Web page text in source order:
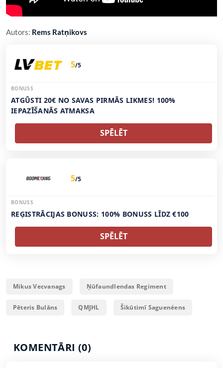
Autors: Rems Ratņikovs
5/5
BONUSS
ATGŪSTI 20€ NO SAVAS PIRMĀS LIKMES! 100%
IEPAZĪŠANĀS ATMAKSA
SPĒLĒT
5/5
BONUSS
REĢISTRĀCIJAS BONUSS: 100% BONUSS LĪDZ €100
SPĒLĒT
Mikus Vecvanags Ņūfaundlendas Regiment
Pēteris Bulāns QMJHL Šikūtimī Saguenéens
KOMENTĀRI (0)